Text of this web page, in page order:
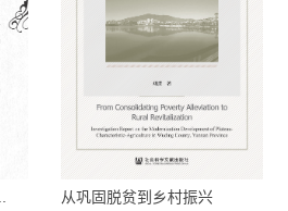
从巩固脱贫到乡村振兴